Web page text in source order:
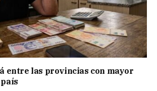
entre las provincias con mayor